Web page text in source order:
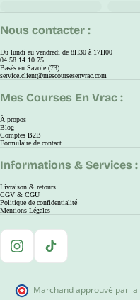
Nous contacter :
Du lundi au vendredi de 8H30 à 17H00
04.58.14.10.75
Basés en Savoie (73)
service.client@mescoursesenvrac.com
Mes Courses En Vrac :
À propos
Blog
Comptes B2B
Formulaire de contact
Informations & Services :
Livraison & retours
CGV & CGU
Politique de confidentialité
Mentions Légales
Instagram
TikTok
Marchand approuvé par